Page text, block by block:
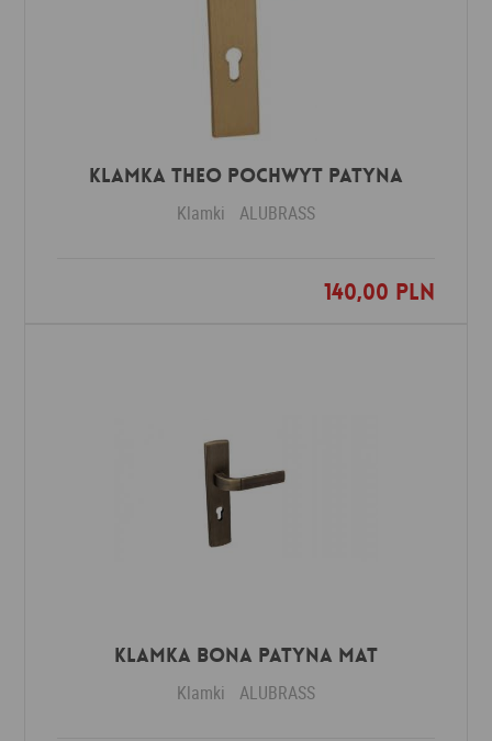
Klamka THEO POCHWYT patyna
Klamki ALUBRASS
140,00 PLN
Dodaj do ulubionych
Klamka BONA patyna mat
Klamki ALUBRASS